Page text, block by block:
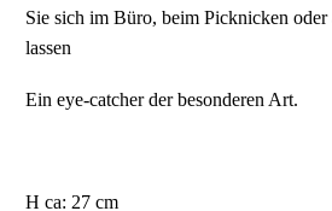
Sie sich im Büro, beim Picknicken oder
lassen
Ein eye-catcher der besonderen Art.
H ca: 27 cm